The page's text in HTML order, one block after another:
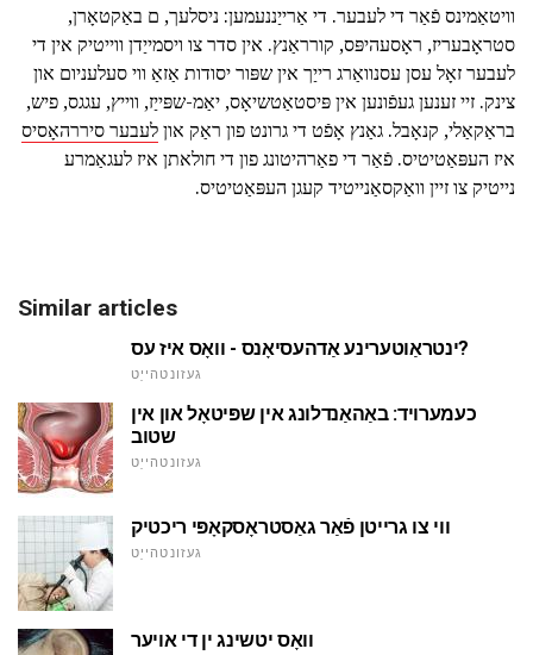
וויטאַמינס פֿאַר די לעבער. די אַרייַננעמען: ניסלעך, ם באַקטאָרן,
סטראָבעריז, ראָסעהיפּס, קורראַנץ. אין סדר צו ויסמייַדן ווייטיק אין די
לעבער זאָל עסן עסנוואַרג רייַך אין שפּור יסודות אַזאַ ווי סעלעניום און
צינק. זיי זענען געפֿונען אין פּיסטאַטשיאָס, יאַמ-שפּייַז, ווייץ, עגגס, פיש,
בראַקאַלי, קנאָבל. גאַנץ אָפֿט די גרונט פון ראַק אוןלעבער סיררהאָסיס
איז העפּאַטיטיס. פֿאַר די פאַרהיטונג פון די חולאתן איז לעגאַמרע
נייטיק צו זיין וואַקסאַנייטיד קעגן העפּאַטיטיס.
Similar articles
ינטראַוטערינע אַדהעסיאָנס - וואָס איז עס?
געזונטהייַט
כעמערויד: באַהאַנדלונג אין שפּיטאָל און אין
שטוב
געזונטהייַט
ווי צו גרייטן פֿאַר גאַסטראָסקאָפּי ריכטיק
געזונטהייַט
וואָס יטשינג ין די אויער